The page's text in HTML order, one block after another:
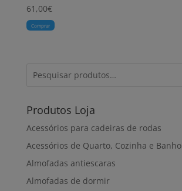
61,00€
Comprar
Produtos Loja
Acessórios para cadeiras de rodas
Acessórios de Quarto, Cozinha e Banho
Almofadas antiescaras
Almofadas de dormir